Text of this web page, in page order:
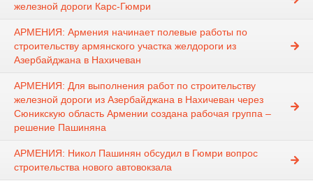
железной дороги Карс-Гюмри
АРМЕНИЯ: Армения начинает полевые работы по
строительству армянского участка желдороги из
Азербайджана в Нахичеван
АРМЕНИЯ: Для выполнения работ по строительству
железной дороги из Азербайджана в Нахичеван через
Сюникскую область Армении создана рабочая группа –
решение Пашиняна
АРМЕНИЯ: Никол Пашинян обсудил в Гюмри вопрос
строительства нового автовокзала